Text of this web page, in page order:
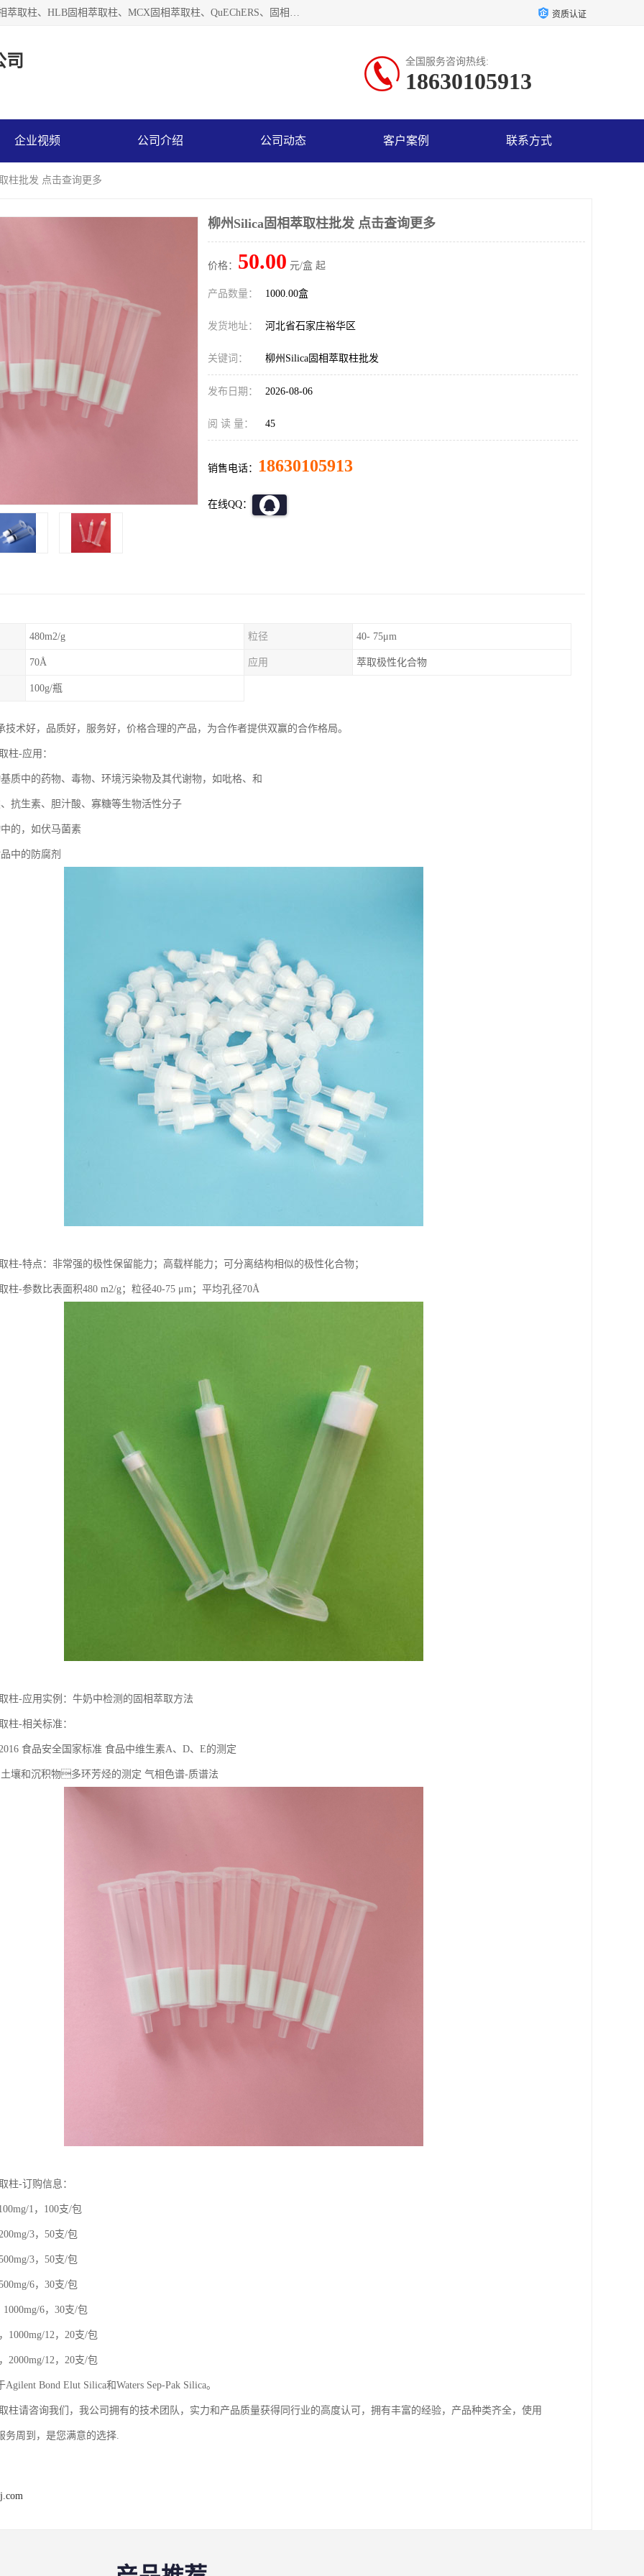
河北艺心逸意科技有限公司主营：C18固相萃取柱、Florisil固相萃取柱、HLB固相萃取柱、MCX固相萃取柱、QuEChERS、固相萃取空柱、针式过滤器 、固相萃取柱、黄曲霉毒素亲和柱。全国咨询热线：18630105913。河北艺心逸意科技有限公司接受来样定做，我们秉承着“顾客至上，锐意进取”的经营理念，坚持客户至上的原则为广大客户提供优质的服务，欢迎广大客户惠顾！免费咨询！ 资质认证
司 全国服务咨询热线:
18630105913
企业视频 公司介绍 公司动态 客户案例 联系方式
柱批发 点击查询更多
柳州Silica固相萃取柱批发 点击查询更多
价格： 50.00 元/盒 起
产品数量： 1000.00盒
发货地址： 河北省石家庄裕华区
关键词： 柳州Silica固相萃取柱批发
发布日期： 2026-08-06
阅 读 量： 45
销售电话： 18630105913
在线QQ：
480m2/g 粒径 40- 75μm
70Å 应用 萃取极性化合物
100g/瓶
技术好，品质好，服务好，价格合理的产品，为合作者提供双赢的合作格局。
柱-应用：
质中的药物、毒物、环境污染物及其代谢物，如吡格、和
抗生素、胆汁酸、寡糖等生物活性分子
的，如伏马菌素
中的防腐剂
柱-特点：非常强的极性保留能力；高载样能力；可分离结构相似的极性化合物；
柱-参数比表面积480 m2/g；粒径40-75 μm；平均孔径70Å
柱-应用实例：牛奶中检测的固相萃取方法
柱-相关标准：
⻝品安全国家标准 ⻝品中维⽣素A、D、E的测定
⼟壤和沉积物多环芳烃的测定 ⽓相⾊谱-质谱法
柱-订购信息：
1，100支/包
3，50支/包
3，50支/包
6，30支/包
1000mg/6，30支/包
1000mg/12，20支/包
2000mg/12，20支/包
Agilent Bond Elut Silica和Waters Sep-Pak Silica。
柱请咨询我们，我公司拥有的技术团队，实力和产品质量获得同行业的高度认可，拥有丰富的经验，产品种类齐全，使用
务周到，是您满意的选择.